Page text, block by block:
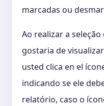
marcadas ou
Ao realizar a
gostaria de
usted clica en el
indicando se ele
relatório, caso o